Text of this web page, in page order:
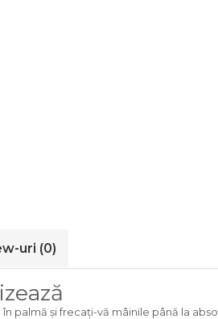
uri (0)
palmă şi frecaţi-vă mâinile până la